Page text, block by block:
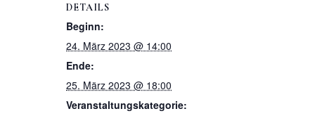
DETAILS
Beginn:
24. März 2023 @ 14:00
Ende:
25. März 2023 @ 18:00
Veranstaltungskategorie: